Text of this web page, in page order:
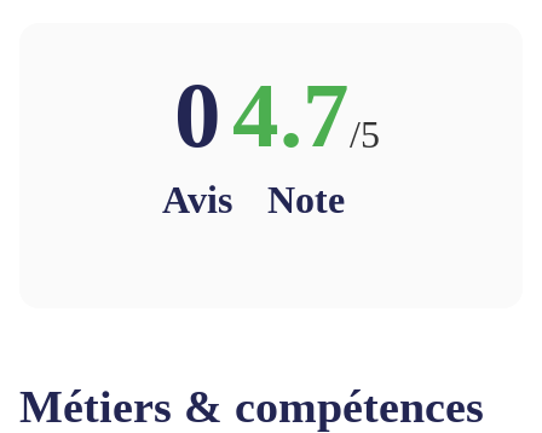
0
Avis
4.7/5
Note
Métiers & compétences